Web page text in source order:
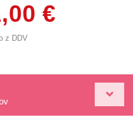
€
z DDV